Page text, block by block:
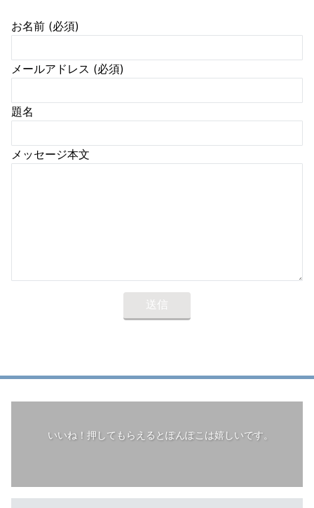
お名前 (必須)
メールアドレス (必須)
題名
メッセージ本文
いいね！押してもらえるとぽんぽこは嬉しいです。